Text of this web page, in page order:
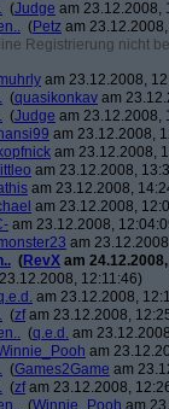
(Judge am 23.12.2008,
(Petz am
Registrierung nicht
am 23.12.2008,
(quasikonkav am
(Judge am 23.12.2008,
hansi99 am 23.12.2008,
kopfnick am 23.12.2008,
littleo am 23.12.2008,
am 23.12.2008,
am 23.12.2008,
am 23.12.2008,
am
(RevX am
12:11:46)
am 23.12.2008,
(zfam 23.12.2008,
(q.e.d. am
am
(Games2Game am
(zfam 23.12.2008,
(Winnie_Pooh am